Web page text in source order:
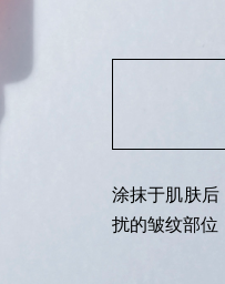
涂抹于肌肤
扰的皱纹部位